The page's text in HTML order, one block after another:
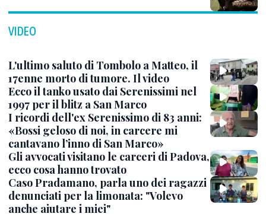
VIDEO
L'ultimo saluto di Tombolo a Matteo, il
17enne morto di tumore. Il video
Ecco il tanko usato dai Serenissimi nel
1997 per il blitz a San Marco
I ricordi dell'ex Serenissimo di 83 anni:
«Bossi geloso di noi, in carcere mi
cantavano l’inno di San Marco»
Gli avvocati visitano le carceri di Padova,
ecco cosa hanno trovato
Caso Pradamano, parla uno dei ragazzi
denunciati per la limonata: "Volevo
anche aiutare i miei"